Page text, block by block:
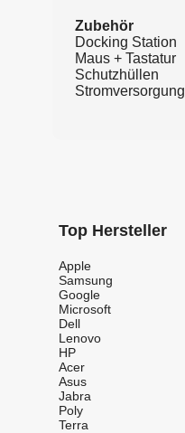
Zubehör
Docking Station
Maus + Tastatur
Schutzhüllen
Stromversorgung
Top Hersteller
Apple
Samsung
Google
Microsoft
Dell
Lenovo
HP
Acer
Asus
Jabra
Poly
Terra